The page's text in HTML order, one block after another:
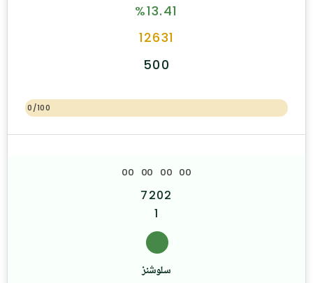
%13.41
12631
500
0/100
سلوشنز
00 00 00 00
7202
1